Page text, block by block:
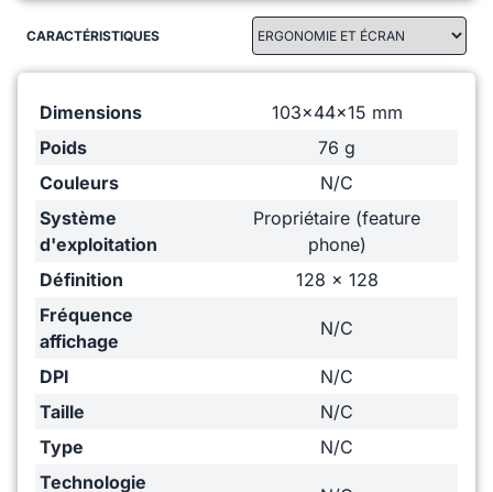
CARACTÉRISTIQUES
Dimensions
103x44x15 mm
Poids
76 g
Couleurs
N/C
Système
d'exploitation
Propriétaire (feature
phone)
Définition
128 x 128
Fréquence
affichage
N/C
DPI
N/C
Taille
N/C
Type
N/C
Technologie